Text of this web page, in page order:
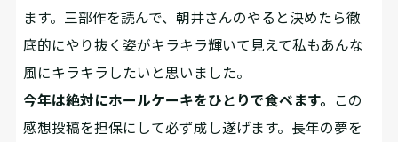
ます。三部作を読んで、朝井さんのやると決めたら徹
底的にやり抜く姿がキラキラ輝いて見えて私もあんな
風にキラキラしたいと思いました。
今年は絶対にホールケーキをひとりで食べます。 この
感想投稿を担保にして必ず成し遂げます。長年の夢を